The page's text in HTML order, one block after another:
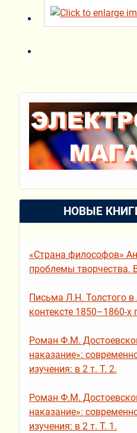
НОВЫЕ
«Страна философов»
проблемы творчества.
Письма Л.Н. Толстого в
контексте 1850–1860-х
Роман Ф.М.
наказание»:
изучения: в 2 т. Т. 2.
Роман Ф.М.
наказание»:
изучения: в 2 т. Т. 1.